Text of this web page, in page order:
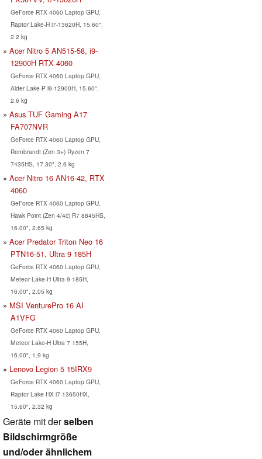
GeForce RTX 4060 Laptop GPU,
Raptor Lake-H i7-13620H, 15.60",
2.2 kg
Acer Nitro 5 AN515-58, i9-
12900H RTX 4060
GeForce RTX 4060 Laptop GPU,
Alder Lake-P i9-12900H, 15.60",
2.6 kg
Asus TUF Gaming A17
FA707NVR
GeForce RTX 4060 Laptop GPU,
Rembrandt (Zen 3+) Ryzen 7
7435HS, 17.30", 2.6 kg
Acer Nitro 16 AN16-42, RTX
4060
GeForce RTX 4060 Laptop GPU,
Hawk Point (Zen 4/4c) R7 8845HS,
16.00", 2.65 kg
Acer Predator Triton Neo 16
PTN16-51, Ultra 9 185H
GeForce RTX 4060 Laptop GPU,
Meteor Lake-H Ultra 9 185H,
16.00", 2.05 kg
MSI VenturePro 16 AI
A1VFG
GeForce RTX 4060 Laptop GPU,
Meteor Lake-H Ultra 7 155H,
16.00", 1.9 kg
Lenovo Legion 5 15IRX9
GeForce RTX 4060 Laptop GPU,
Raptor Lake-HX i7-13650HX,
15.60", 2.32 kg
Geräte mit derselben
Bildschirmgröße
und/oder ähnlichem